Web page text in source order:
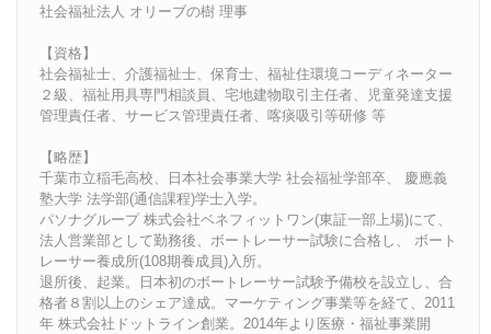
社会福祉法人 オリーブの樹 理事
【資格】
社会福祉士、介護福祉士、保育士、福祉住環境コーディネーター
２級、福祉用具専門相談員、宅地建物取引主任者、児童発達支援
管理責任者、サービス管理責任者、喀痰吸引等研修 等
【略歴】
千葉市立稲毛高校、日本社会事業大学 社会福祉学部卒、 慶應義
塾大学 法学部(通信課程)学士入学。
パソナグループ 株式会社ベネフィットワン(東証一部上場)にて、
法人営業部として勤務後、ボートレーサー試験に合格し、 ボート
レーサー養成所(108期養成員)入所。
退所後、起業。日本初のボートレーサー試験予備校を設立し、合
格者８割以上のシェア達成。マーケティング事業等を経て、2011
年 株式会社ドットライン創業。2014年より医療・福祉事業開